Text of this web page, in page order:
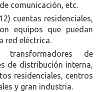
comunicación, etc.
cuentas residenciales,
equipos que puedan
red eléctrica.
transformadores de
de distribución interna,
residenciales, centros
y gran industria.